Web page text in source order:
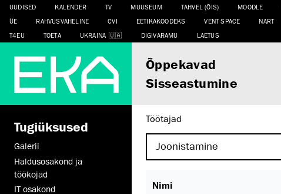
UUDISED KALENDER TV MUUSEUM TAHVEL (ÕIS) MOODLE
ÜE
RAHVUSVAHELINE CVI EETIKAKOODEKS VENT SPACE NART
T4EU
TOETA UKRAINA DIGIVARAMU LAETUS
Õppekavad
Sisseastumine
Tugiüksused
Galerii
Haldusosakond ja
töökojad
IT osakond
Töötajad
Nimi